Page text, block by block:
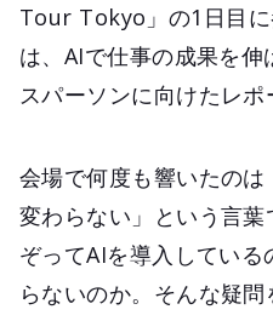
Tour Tokyo」の1日目
は、AIで仕事の成果を
スパーソンに向けたレポ
会場で何度も響いたの
変わらない」という言葉
ぞってAIを導入してい
らないのか。そんな疑